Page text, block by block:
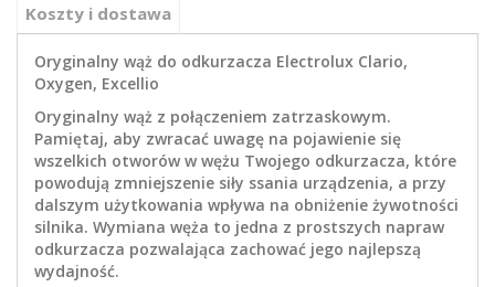
Koszty i dostawa
Oryginalny wąż do odkurzacza Electrolux Clario,
Oxygen, Excellio
Oryginalny wąż z połączeniem zatrzaskowym.
Pamiętaj, aby zwracać uwagę na pojawienie się
wszelkich otworów w wężu Twojego odkurzacza, które
powodują zmniejszenie siły ssania urządzenia, a przy
dalszym użytkowania wpływa na obniżenie żywotności
silnika. Wymiana węża to jedna z prostszych napraw
odkurzacza pozwalająca zachować jego najlepszą
wydajność.